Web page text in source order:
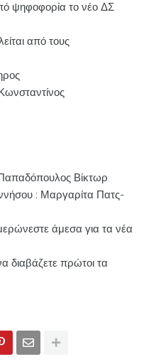
ψηφοφορία το νέο ΔΣ
από τους
Βίκτωρ
: Μαργαρίτα Πατς-
άμεσα για τα νέα
διαβάζετε πρώτοι τα